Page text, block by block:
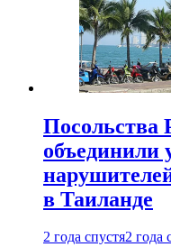
Посольства
объединили
в Таиланде
2 года спустя2 года